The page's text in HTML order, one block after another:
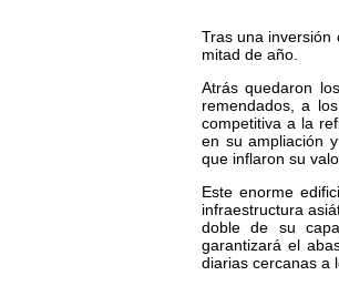
Tras una inversión
mitad de año.
Atrás quedaron
remendados, a
competitiva a la
en su ampliación
que inflaron su
Este enorme
infraestructura
doble de su
garantizará el
diarias cercanas a